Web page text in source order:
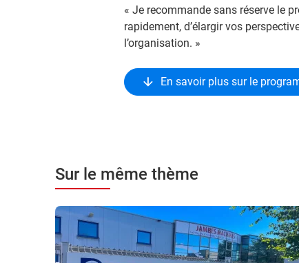
« Je recommande sans réserve le
rapidement, d’élargir vos
l’organisation. »
En savoir plus sur le
Sur le même thème